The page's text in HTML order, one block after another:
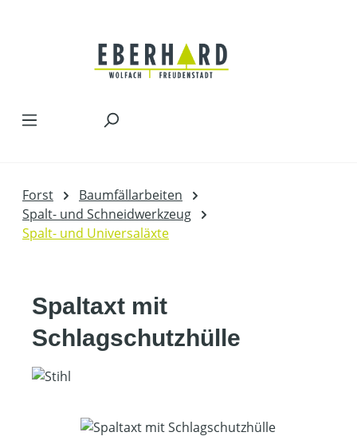
Forst
Baumfällarbeiten
Spalt- und Schneidwerkzeug
Spalt- und Universaläxte
Spaltaxt mit
Schlagschutzhülle
Bildergalerie überspringen